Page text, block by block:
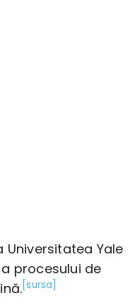
Yale
procesului de
[sursa]